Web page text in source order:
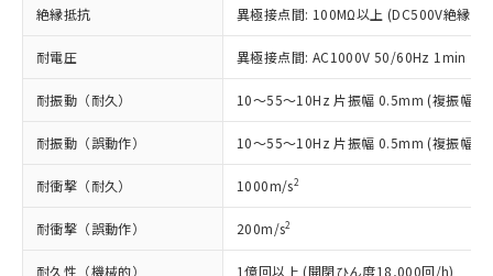
絶縁抵抗 異極接点間: 100MΩ以上 (DC500V絶縁抵
耐電圧 異極接点間: AC1000V 50/60Hz 1min
耐振動（耐久） 10～55～10Hz 片振幅 0.5mm (複振幅
耐振動（誤動作） 10～55～10Hz 片振幅 0.5mm (複振幅
耐衝撃（耐久） 1000m/s2
耐衝撃（誤動作） 200m/s2
耐久性（機械的） 1億回以上 (開閉ひん度18,000回/h)
在庫状況および標準価格照会結果は、
記載している更新日時点での社内デー
タに基づき作成されるものであり、閲
覧された時点での実際の在庫および標
準価格とは異なる場合があることをご
了承ください。
正式な納期状況および標準価格はお客
様のお取引先、またはお客様担当のオ
ムロン制御機器販売店・当社販売員に
ご相談ください。
オムロン制御機器販売店や当社販売拠
むを得ず変更することがあります。
*EU RoHS指令（10物質）：
鉛(Pb) 1000ppm以下、 水銀(Hg) 1000ppm以下、 カド
ミウム(Cd) 100ppm以下、
六価クロム(Cr(Ⅵ)) 1000ppm以下、ポリ臭化ビフェニル
類(PBB) 1000ppm以下、ポリ臭化ジフェニルエーテル類
(PBDE) 1000ppm以下、フタル酸ビス(2-エチルヘキシ
ルベンジル（BBP） 1000ppm以下、フタル酸ジブチル
（DBP） 1000ppm以下、フタル酸ジイソブチル
但し、RoHS指令で産業用監視および制御機器に対する
適用除外項目は除く。
「－」：未確認です。当社販売部門へお問
い合わせください。
*中国RoHS10物質の基準値 (GB/T26572)：
Pb(鉛) :1000ppm、 Hg(水銀) : 1000ppm、 Cd(カドミウ
ム) : 100ppm、
ニル類) : 1000ppm、 PBDEs(ポリ臭化ジフェニルエーテ
DBP(フタル酸ジブチル) : 1000ppm、 DIBP(フタル酸ジ
イソブチル) : 1000ppm、 BBP(フタル酸ブチルベンジ
DEHP(フタル酸ビス(2-エチルヘキシル)) : 1000ppm
為替および外国貿易法に定める商品
（以下｢規制貨物等」という）を輸出
または国外への提供する場合は、日本
可)を取得するなどの必要な手続きを
とります。
当社は規制貨物を破棄する場合は、完
全に破砕するなど、違法に輸出されな
いよう必要な手段を講じます。
当社は貴社製品を、核兵器、ミサイ
ル、化学兵器、生物兵器またはその他
武器並びにこれらの製造装置等に一切
号
○ 一定数以上の在庫あり
△ 一定数には満たないが在庫あり
在庫なし(最新の在庫状況につ